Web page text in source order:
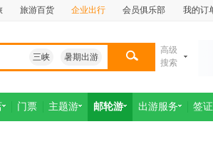
旅游百货 企业出行 会员俱乐部 我的订
三峡 暑期出游
高级
搜索
门票 主题游 邮轮游 出游服务 签证